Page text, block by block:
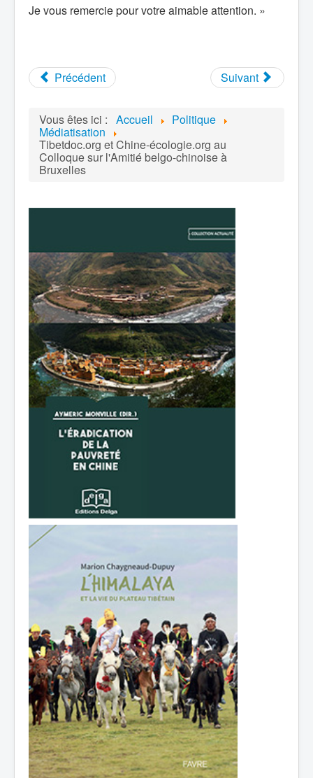
Je vous remercie pour votre aimable attention. »
Précédent Suivant
Vous êtes ici : Accueil Politique
Médiatisation
Tibetdoc.org et Chine-écologie.org au
Colloque sur l'Amitié belgo-chinoise à
Bruxelles